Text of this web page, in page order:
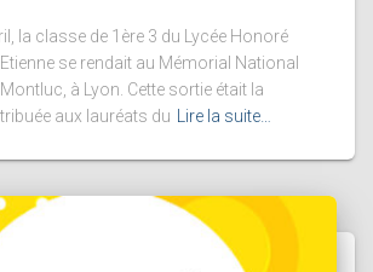
la classe de 1ère 3 du Lycée Honoré
Etienne se rendait au Mémorial National
à Lyon. Cette sortie était la
aux lauréats du
Lire la suite…